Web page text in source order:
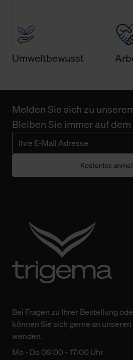
Umweltbewusst
Melden Sie sich zu
Bleiben Sie immer auf
Kostenlos
Bei Fragen zu Ihrer Bestellung
können Sie sich gerne an
wenden.
Mo - Do 08:00 - 17:00 Uhr